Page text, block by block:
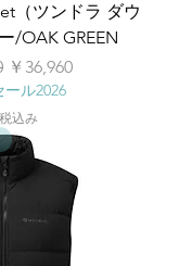
（ツンドラ ダウ
/OAK GREEN
セール価格
￥36,960
ル2026
込み